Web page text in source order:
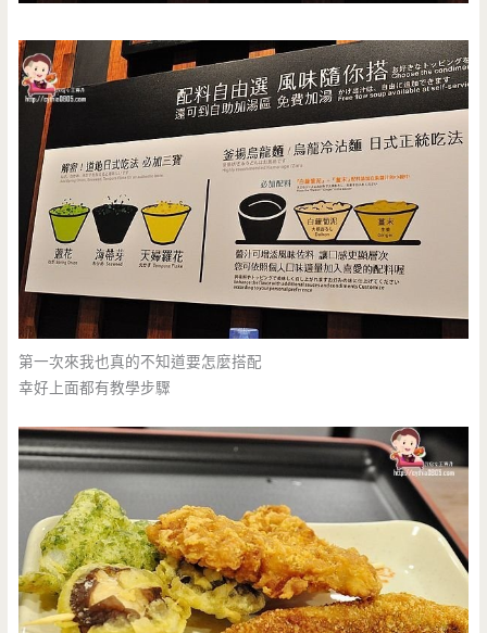
第一次來我也真的不知道要怎麼搭配
幸好上面都有教學步驟